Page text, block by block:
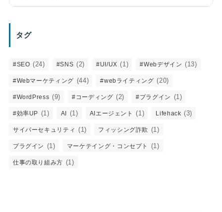
タグ
#SEO (24) #SNS (2) #UI/UX (1) #Webデザイン (13)
#Webマーケティング (44) #webライティング (20)
#WordPress (9) #コーディング (2) #プラグイン (1)
#効率UP (1) AI (1) AIエージェント (1) Lifehack (3)
サイバーセキュリティ (1) フィッシング詐欺 (1)
プラグイン (1) マーケテイング・コンセプト (1)
仕事の取り組み方 (1)